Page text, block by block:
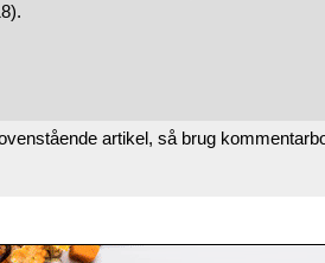
artikel, så brug